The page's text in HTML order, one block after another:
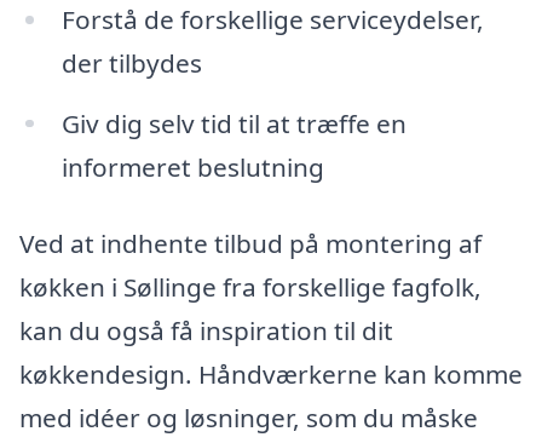
Forstå de forskellige serviceydelser,
der tilbydes
Giv dig selv tid til at træffe en
informeret beslutning
Ved at indhente tilbud på montering af
køkken i Søllinge fra forskellige fagfolk,
kan du også få inspiration til dit
køkkendesign. Håndværkerne kan komme
med idéer og løsninger, som du måske